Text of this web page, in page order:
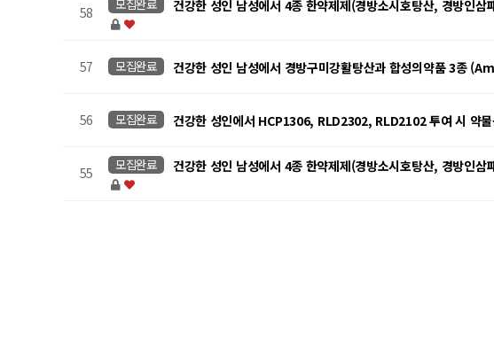
58 모집완료 건강한 성인 남성에서 4종 한약제제(경방소시호탕산, 경방인
57 모집완료 건강한 성인 남성에서 경방구미강활탕산과 합성의약품
56 모집완료 건강한 성인에서 HCP1306, RLD2302, RLD2102 투여 시 약
55 모집완료 건강한 성인 남성에서 4종 한약제제(경방소시호탕산, 경방인